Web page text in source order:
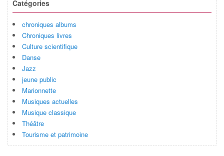
Catégories
chroniques albums
Chroniques livres
Culture scientifique
Danse
Jazz
jeune public
Marionnette
Musiques actuelles
Musique classique
Théâtre
Tourisme et patrimoine